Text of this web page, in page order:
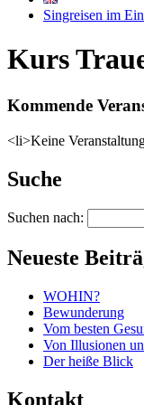
Singreisen im
Kurs
Kommende
<li>Keine
Suche
Suchen nach:
Neueste
WOHIN?
Bewunderung
Vom besten
Von Illusionen
Der heiße Blick
Kontakt